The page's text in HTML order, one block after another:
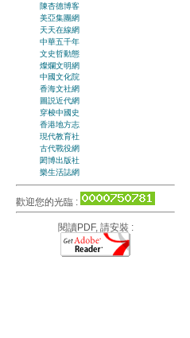
陳杏德博客
美亞集團網
天天在線網
中華五千年
文史哲動態
燦爛文明網
中國文化院
香海文社網
圖説近代網
穿梭中國史
香港地方志
現代教育社
古代戰役網
閎博出版社
樂生活誌網
歡迎您的光臨 :
閱讀PDF, 請安裝 :